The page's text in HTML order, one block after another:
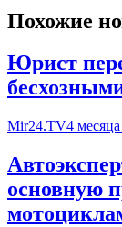
Похожие
Юрист
Mir24.TV4
основную